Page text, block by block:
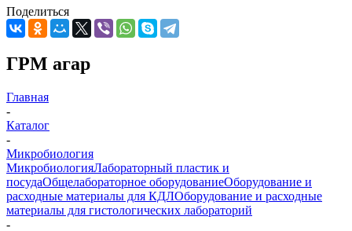
Поделиться
ГРМ агар
Главная
-
Каталог
-
Микробиология
МикробиологияЛабораторный пластик и
посудаОбщелабораторное оборудованиеОборудование и
расходные материалы для КДЛОборудование и расходные
материалы для гистологических лабораторий
-